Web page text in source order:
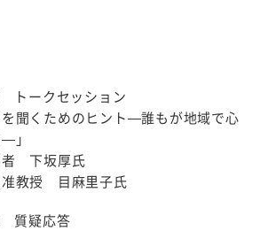
トークセッション
を聞くためのヒント—誰もが地域で心
」
者 下坂厚氏
准教授 目麻里子氏
質疑応答